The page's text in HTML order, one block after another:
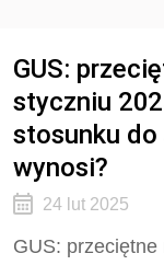
GUS:
styczniu
stosunku
wynosi?
24 lut 2025
GUS: